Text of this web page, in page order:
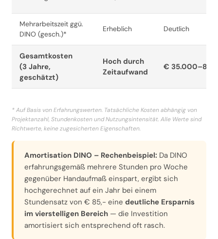
Mehrarbeitszeit ggü.
DINO (gesch.)*
Erheblich Deutlich
Gesamtkosten
(3 Jahre,
geschätzt)
Hoch durch
Zeitaufwand
€
* Auf Basis von Erfahrungswerten. Tatsächliche Kosten abhängig von
Projektanzahl, Stundenkosten und Nutzungsintensität. Alle Werte sind
Richtwerte, keine zugesicherten Eigenschaften.
Amortisation DINO – Rechenbeispiel: Da DINO
erfahrungsgemäß mehrere Stunden pro Woche
gegenüber Handaufmaß einspart, ergibt sich
hochgerechnet auf ein Jahr bei einem
Stundensatz von € 85,- eine deutliche Ersparnis
im vierstelligen Bereich — die Investition
amortisiert sich entsprechend oft rasch.